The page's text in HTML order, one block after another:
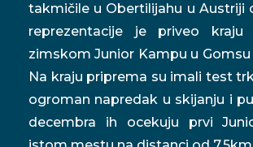
takmičile u Obertilijahu u Austriji
reprezentacije je priveo kraju
zimskom Junior Kampu u Gomsu
Na kraju priprema su imali test
ogroman napredak u skijanju i
decembra ih ocekuju prvi